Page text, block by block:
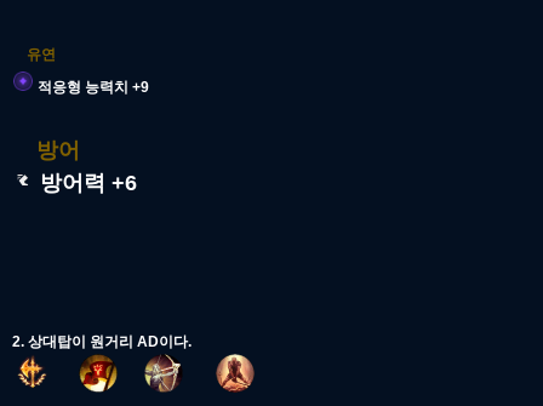
유연
적응형 능력치 +9
방어
방어력 +6
2. 상대탑이 원거리 AD이다.